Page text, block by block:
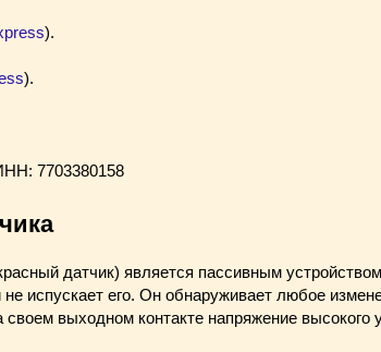
).
).
7703380158
датчик) является пассивным
испускает его. Он обнаруживает любое
своем выходном контакте напряжение высокого